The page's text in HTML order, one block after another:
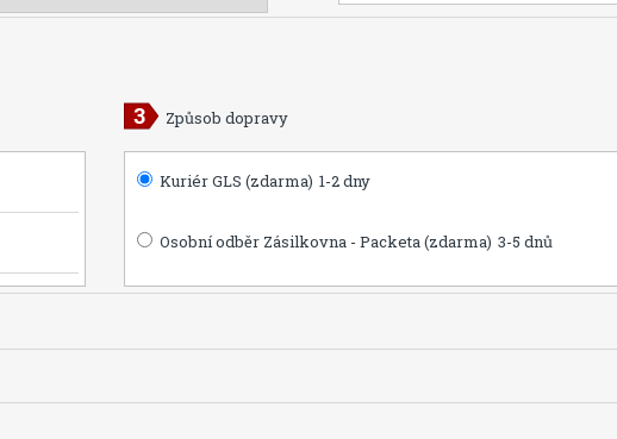
Způsob dopravy
Kuriér GLS (zdarma) 1-2 dny
Osobní odběr Zásilkovna - Packeta (zdarma) 3-5 dnů